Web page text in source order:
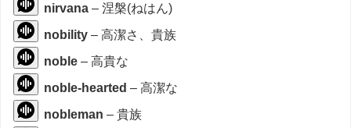
nirvana – 涅槃(ねはん)
nobility – 高潔さ、貴族
noble – 高貴な
noble-hearted – 高潔な
nobleman – 貴族